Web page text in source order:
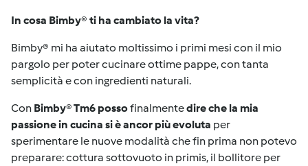
In cosa Bimby® ti ha cambiato la vita?
Bimby® mi ha aiutato moltissimo i primi mesi con il mio
pargolo per poter cucinare ottime pappe, con tanta
semplicità e con ingredienti naturali.
Con Bimby®Tm6 possofinalmentedire che la mia
passione in cucina si è ancor più evoluta per
sperimentare le nuove modalità che fin prima non potevo
preparare: cottura sottovuoto in primis, il bollitore per